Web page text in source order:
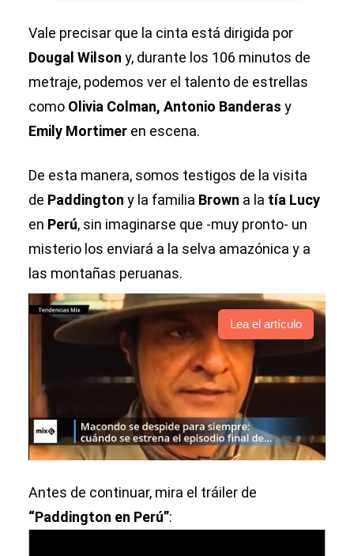
Vale precisar que la cinta está dirigida por
Dougal Wilson y, durante los 106 minutos de
metraje, podemos ver el talento de estrellas
como Olivia Colman, Antonio Banderas y
Emily Mortimer en escena.
De esta manera, somos testigos de la visita
de Paddington y la familia Brown a la tía Lucy
en Perú, sin imaginarse que -muy pronto- un
misterio los enviará a la selva amazónica y a
las montañas peruanas.
Lea el artículo
Antes de continuar, mira el tráiler de
“Paddington en Perú”: